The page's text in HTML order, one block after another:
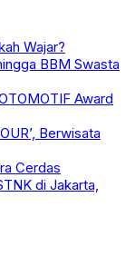
Wajar?
BBM Swasta
Award
Berwisata
Cerdas
di Jakarta,